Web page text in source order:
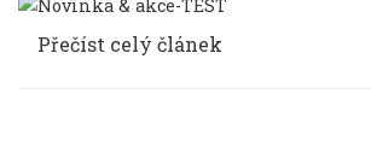
Přečíst celý článek